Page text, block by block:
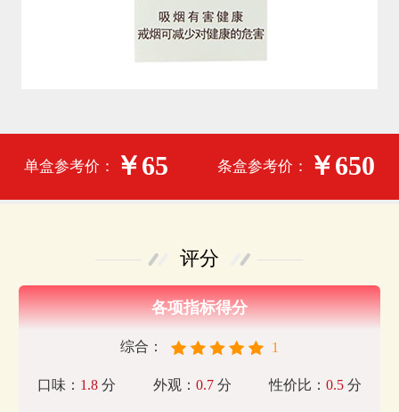
单盒参考价： ￥65 条盒参考价： ￥650
评分
各项指标得分
综合： 1
口味： 1.8分 外观： 0.7 分 性价比：0.5 分